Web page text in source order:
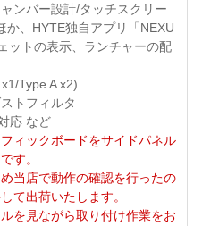
ンバー設計/タッチスクリー
か、HYTE独自アプリ「NEXU
ットの表示、ランチャーの配
Type A x2)
トフィルタ
応 など
ィックボードをサイドパネル
す。
当店で動作の確認を行ったの
て出荷いたします。
を見ながら取り付け作業をお